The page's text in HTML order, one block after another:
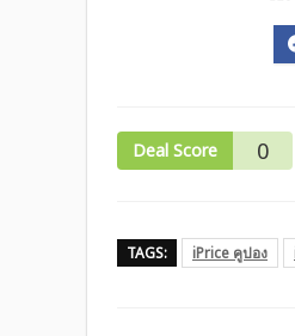
Deal Score 0
TAGS: iPrice คูปอง